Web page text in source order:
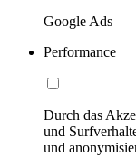
Google Ads
Performance
Durch das
und
und